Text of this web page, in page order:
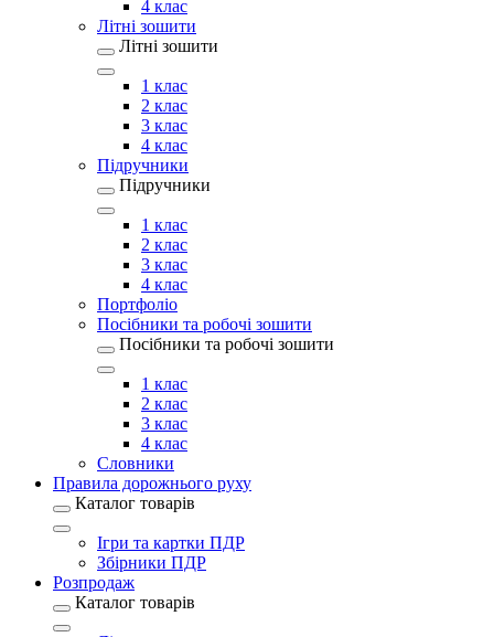
4 клас
Літні зошити
Літні зошити
1 клас
2 клас
3 клас
4 клас
Підручники
Підручники
1 клас
2 клас
3 клас
4 клас
Портфоліо
Посібники та робочі зошити
Посібники та робочі зошити
1 клас
2 клас
3 клас
4 клас
Словники
Правила дорожнього руху
Каталог товарів
Ігри та картки ПДР
Збірники ПДР
Розпродаж
Каталог товарів